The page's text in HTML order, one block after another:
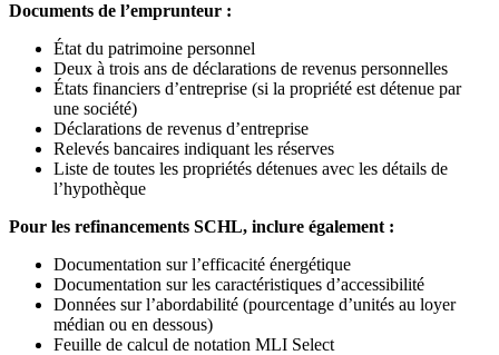
Documents de l’emprunteur :
État du patrimoine personnel
Deux à trois ans de déclarations de revenus personnelles
États financiers d’entreprise (si la propriété est détenue par
une société)
Déclarations de revenus d’entreprise
Relevés bancaires indiquant les réserves
Liste de toutes les propriétés détenues avec les détails de
l’hypothèque
Pour les refinancements SCHL, inclure également :
Documentation sur l’efficacité énergétique
Documentation sur les caractéristiques d’accessibilité
Données sur l’abordabilité (pourcentage d’unités au loyer
médian ou en dessous)
Feuille de calcul de notation MLI Select